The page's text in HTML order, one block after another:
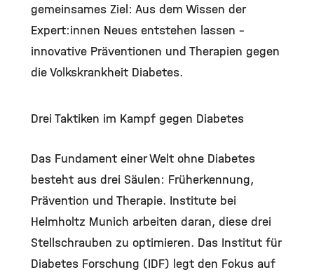
gemeinsames Ziel: Aus dem Wissen der
Expert:innen Neues entstehen lassen –
innovative Präventionen und Therapien gegen
die Volkskrankheit Diabetes.
Drei Taktiken im Kampf gegen Diabetes
Das Fundament einer Welt ohne Diabetes
besteht aus drei Säulen: Früherkennung,
Prävention und Therapie. Institute bei
Helmholtz Munich arbeiten daran, diese drei
Stellschrauben zu optimieren. Das Institut für
Diabetes Forschung (IDF) legt den Fokus auf